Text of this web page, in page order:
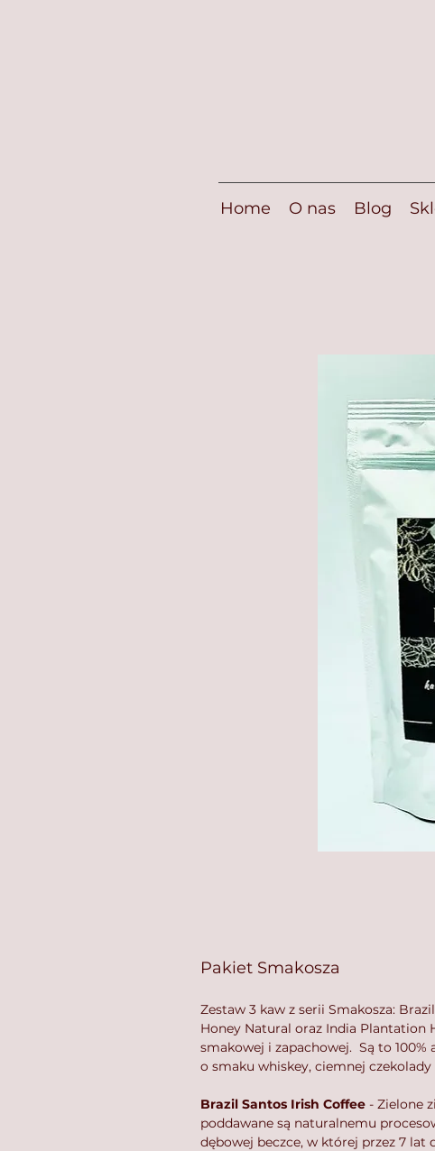
Home O nas Blog
Pakiet Smakosza
Zestaw 3 kaw z serii Smakosza:
Honey Natural oraz India Plantation
smakowej i zapachowej. Są to
o smaku whiskey, ciemnej
Brazil Santos Irish Coffee - Zielone
poddawane są naturalnemu
dębowej beczce, w której przez 7 lat